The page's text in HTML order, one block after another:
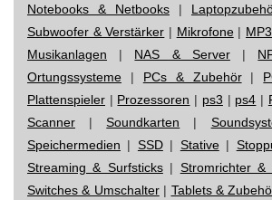
Notebooks & Netbooks |
Subwoofer & Verstärker | Mikrofone| MP3
Musikanlagen | NAS & Server|
Ortungssysteme | PCs & Zubehör|
Plattenspieler | Prozessoren | ps3 | ps4 |
Scanner |Soundkarten |
Speichermedien | SSD| Stative|
Streaming & Surfsticks| Stromrichter &
Switches & Umschalter| Tablets &